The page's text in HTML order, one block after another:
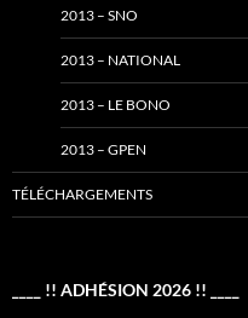
2013 – SNO
2013 – NATIONAL
2013 – LE BONO
2013 – GPEN
TÉLÉCHARGEMENTS
____ !! ADHÉSION 2026 !! ____